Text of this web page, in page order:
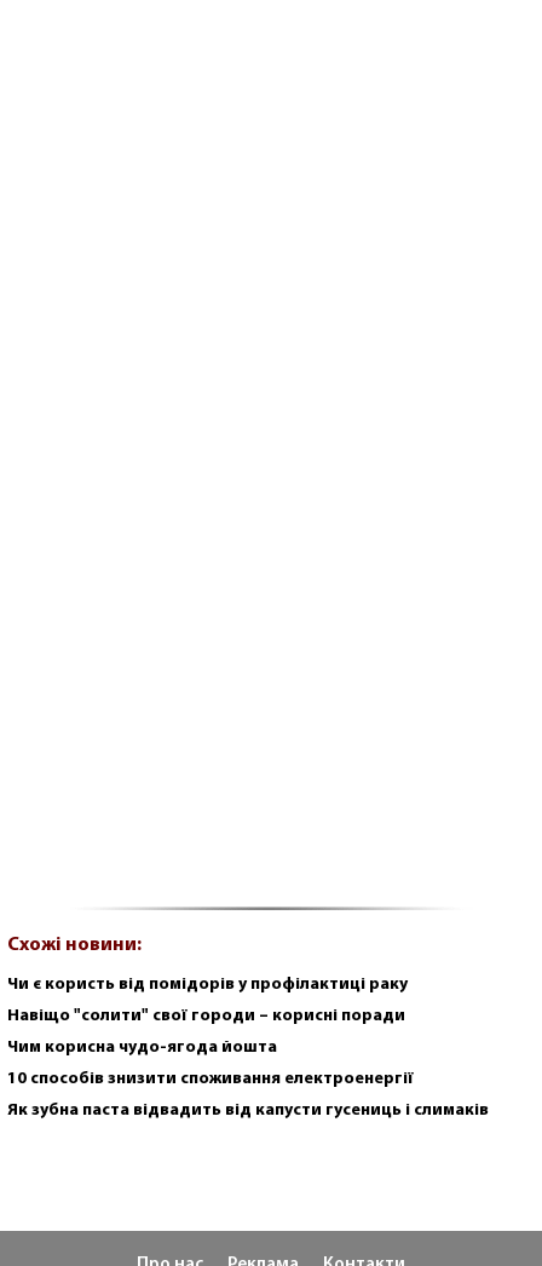
Схожі новини:
Чи є користь від помідорів у профілактиці раку
Навіщо "солити" свої городи – корисні поради
Чим корисна чудо-ягода йошта
10 способів знизити споживання електроенергії
Як зубна паста відвадить від капусти гусениць і слимаків